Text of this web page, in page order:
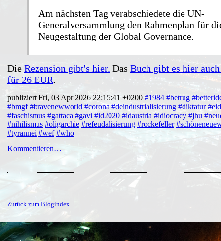
Am nächsten Tag verabschiedete die UN‐​
Generalversammlung den Rahmenplan für
Neugestaltung der Global Governance.
Die Rezension gibt's hier. Das Buch gibt es hier
für 26 EUR.
publiziert Fri, 03 Apr 2026 22:15:41 +0200 #1984 #betrug
#bmgf #bravenewworld #corona #deindustrialisierung #diktatur #eid
#faschismus #gattaca #gavi #id2020 #idaustria #idiocracy #jhu
#nihilismus #oligarchie #refeudalisierung #rockefeller
#tyrannei #wef #who
Kommentieren…
Zurück zum Blogindex